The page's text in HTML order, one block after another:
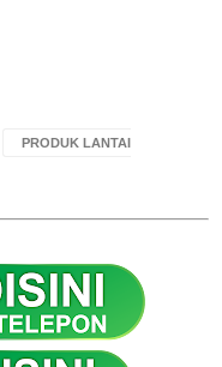
PRODUK LANTAI